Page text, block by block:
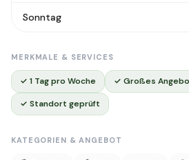
Sonntag
MERKMALE & SERVICES
✓ 1 Tag pro Woche ✓ Großes
✓ Standort geprüft
KATEGORIEN & ANGEBOT